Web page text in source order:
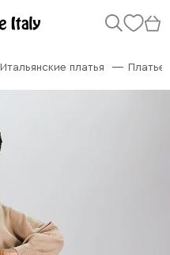
Итальянские платья Платье